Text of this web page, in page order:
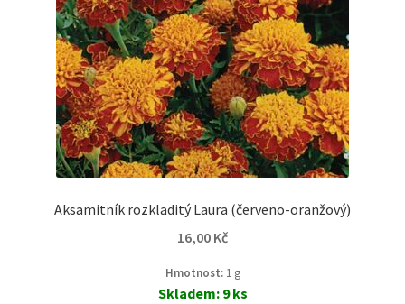
Aksamitník rozkladitý Laura (červeno-oranžový)
16,00 Kč
Hmotnost: 1 g
Skladem: 9 ks